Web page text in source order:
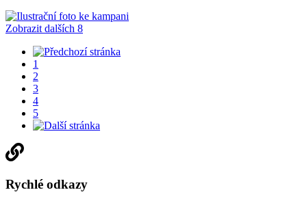
Zobrazit dalších 8
1
2
3
4
5
Rychlé odkazy